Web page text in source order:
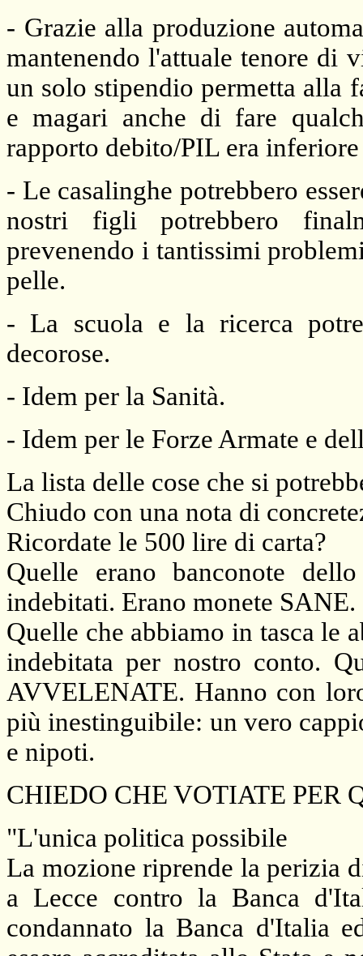
- Grazie alla produzione
mantenendo l'attuale tenore di
un solo stipendio permetta alla
e magari anche di fare
rapporto debito/PIL era
- Le casalinghe potrebbero
nostri figli potrebbero
prevenendo i tantissimi
pelle.
- La scuola e la ricerca
decorose.
- Idem per la Sanità.
- Idem per le Forze Armate e
La lista delle cose che si
Chiudo con una nota di
Ricordate le 500 lire di carta?
Quelle erano banconote
indebitati. Erano monete SANE.
Quelle che abbiamo in tasca le
indebitata per nostro conto.
AVVELENATE. Hanno con
più inestinguibile: un vero
e nipoti.
CHIEDO CHE VOTIATE PER
"L'unica politica possibile
La mozione riprende la perizia
a Lecce contro la Banca
condannato la Banca d'Italia